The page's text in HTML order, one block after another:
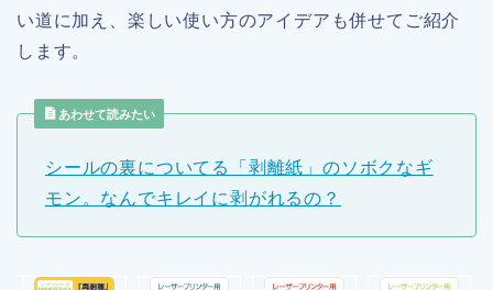
い道に加え、楽しい使い方のアイデアも併せてご紹介
します。
あわせて読みたい
シールの裏についてる「剥離紙」のソボクなギ
モン。なんでキレイに剥がれるの？